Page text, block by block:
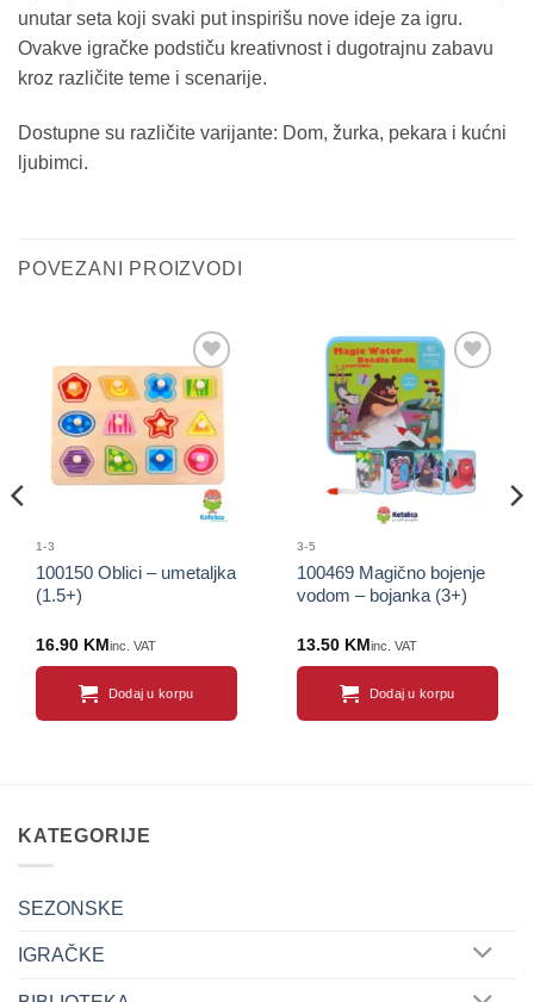
unutar seta koji svaki put inspirišu nove ideje za igru.
Ovakve igračke podstiču kreativnost i dugotrajnu zabavu
kroz različite teme i scenarije.
Dostupne su različite varijante: Dom, žurka, pekara i kućni
ljubimci.
POVEZANI PROIZVODI
Sačuvaj
proizvod
1-3
100150 Oblici – umetaljka
(1.5+)
16.90 KM inc. VAT
Dodaj u korpu
Sačuvaj
proizvod
3-5
100469 Magično bojenje
vodom – bojanka (3+)
13.50 KM inc. VAT
Dodaj u korpu
KATEGORIJE
SEZONSKE
IGRAČKE